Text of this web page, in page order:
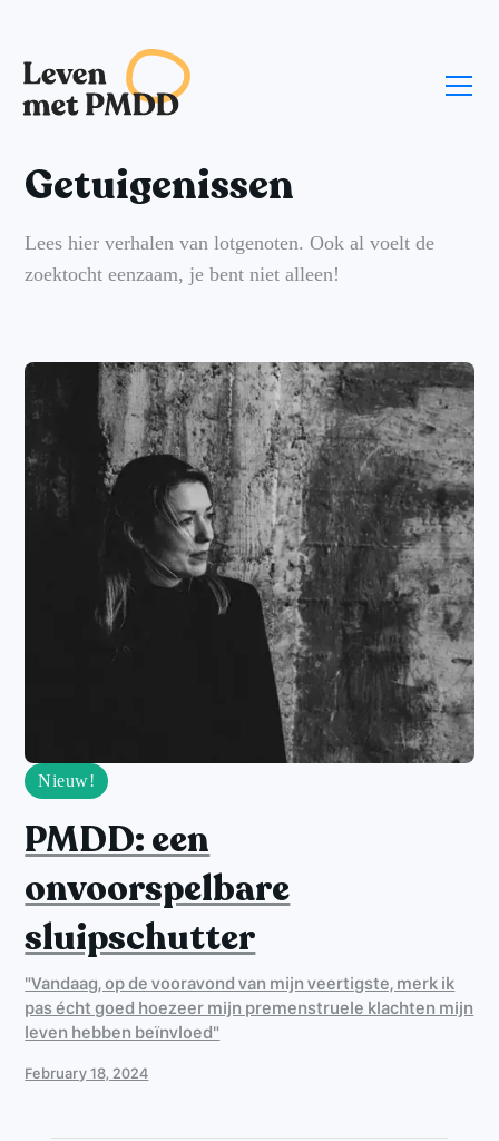
Getuigenissen
Lees hier verhalen van lotgenoten. Ook al voelt de
zoektocht eenzaam, je bent niet alleen!
Nieuw!
PMDD: een
onvoorspelbare
sluipschutter
"Vandaag, op de vooravond van mijn veertigste, merk ik
pas écht goed hoezeer mijn premenstruele klachten mijn
leven hebben beïnvloed"
February 18, 2024